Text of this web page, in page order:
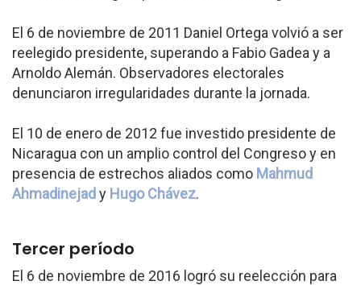
El 6 de noviembre de 2011 Daniel Ortega volvió a ser
reelegido presidente, superando a Fabio Gadea y a
Arnoldo Alemán. Observadores electorales
denunciaron irregularidades durante la jornada.
El 10 de enero de 2012 fue investido presidente de
Nicaragua con un amplio control del Congreso y en
presencia de estrechos aliados como Mahmud
Ahmadinejady Hugo Chávez.
Tercer período
El 6 de noviembre de 2016 logró su reelección para